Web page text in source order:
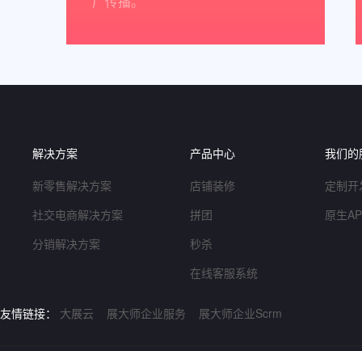
解决方案
新零售解决方案
社交电商解决方案
分销解决方案
产品中心
店铺装修
拼团
秒杀
在线客服系统
我们的
定制
原生
友情链接： 大展云 展大师企业服务 展大师企业Scrm